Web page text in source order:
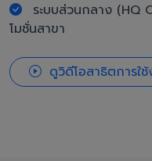
ระบบส่วนกลาง (HQ
โมชั่นสาขา
ดูวิดีโอสาธิตการใ